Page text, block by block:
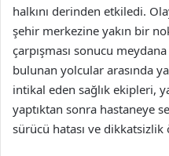
halkını derinden etkiledi.
şehir merkezine yakın bir
çarpışması sonucu
bulunan yolcular arasında
intikal eden sağlık ekipleri,
yaptıktan sonra hastaneye
sürücü hatası ve dikkatsizlik